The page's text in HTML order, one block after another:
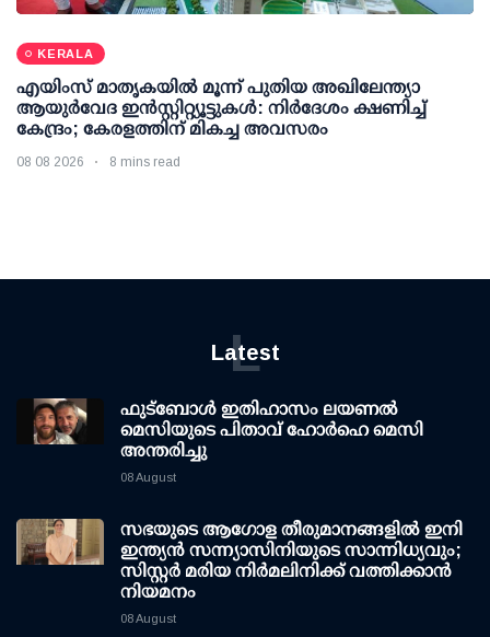
KERALA
എയിംസ് മാതൃകയില്‍ മൂന്ന് പുതിയ അഖിലേന്ത്യാ
ആയുര്‍വേദ ഇന്‍സ്റ്റിറ്റ്യൂട്ടുകള്‍: നിര്‍ദേശം ക്ഷണിച്ച്
കേന്ദ്രം; കേരളത്തിന് മികച്ച അവസരം
08 08 2026 8 mins read
Latest
L
ഫുട്ബോൾ ഇതിഹാസം ലയണൽ
മെസിയുടെ പിതാവ് ഹോർഹെ മെസി
അന്തരിച്ചു
08 August
സഭയുടെ ആഗോള തീരുമാനങ്ങളിൽ ഇനി
ഇന്ത്യൻ സന്ന്യാസിനിയുടെ സാന്നിധ്യവും;
സിസ്റ്റർ മരിയ നിർമലിനിക്ക് വത്തിക്കാൻ
നിയമനം
08 August